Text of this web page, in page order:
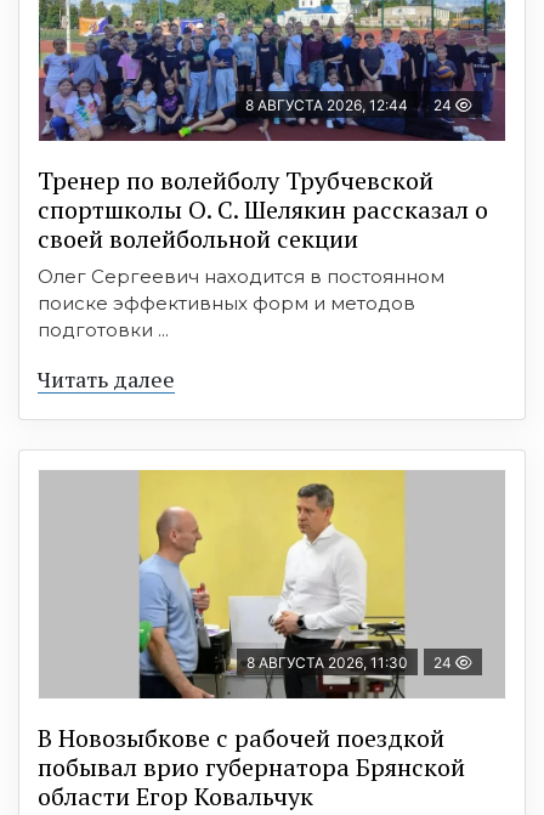
8 АВГУСТА 2026, 12:44 24
Тренер по волейболу Трубчевской
спортшколы О. С. Шелякин рассказал о
своей волейбольной секции
Олег Сергеевич находится в постоянном
поиске эффективных форм и методов
подготовки ...
Читать далее
8 АВГУСТА 2026, 11:30 24
В Новозыбкове с рабочей поездкой
побывал врио губернатора Брянской
области Егор Ковальчук